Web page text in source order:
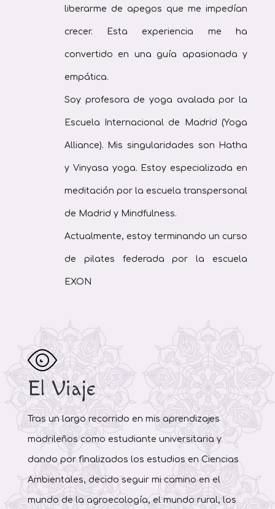
liberarme de apegos que me impedían
crecer. Esta experiencia me ha
convertido en una guía apasionada y
empática.
Soy profesora de yoga avalada por la
Escuela Internacional de Madrid (Yoga
Alliance). Mis singularidades son Hatha
y Vinyasa yoga. Estoy especializada en
meditación por la escuela transpersonal
de Madrid y Mindfulness.
Actualmente, estoy terminando un curso
de pilates federada por la escuela
EXON
El Viaje
Tras un largo recorrido en mis aprendizajes
madrileños como estudiante universitaria y
dando por finalizados los estudios en Ciencias
Ambientales, decido seguir mi camino en el
mundo de la agroecología, el mundo rural, los